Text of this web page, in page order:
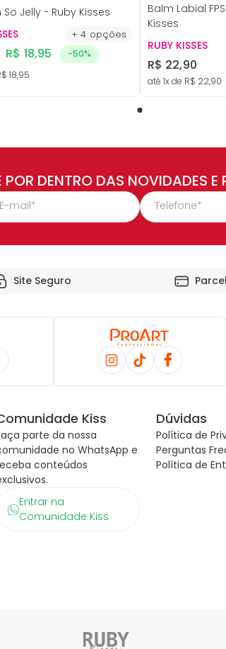
So Jelly - Ruby Kisses
+4 opções
R$ 18,95 -50%
18,95
Balm Labial
Kisses
RUBY KISSES
R$ 22,90
até 1x de R$ 22,90
POR DENTRO DAS NOVIDADES
Site Seguro
Kiss
parte da nossa
no WhatsApp e
conteúdos
Entrar na
Comunidade Kiss
Dúvidas
Política de
Perguntas
Política de